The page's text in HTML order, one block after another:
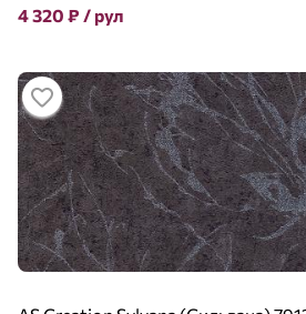
4 320 ₽ / рул